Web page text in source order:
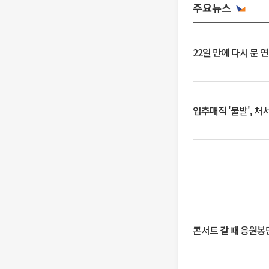
주요뉴스
22일 만에 다시 문
입추매직 '불발', 처
콘서트 갈 때 응원